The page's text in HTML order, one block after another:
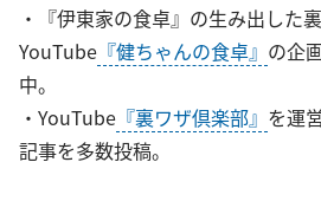
・『伊東家の食卓』の生み出した
YouTube 『健ちゃんの食卓』 の企
中。
・YouTube 『裏ワザ倶楽部』 を運
記事を多数投稿。